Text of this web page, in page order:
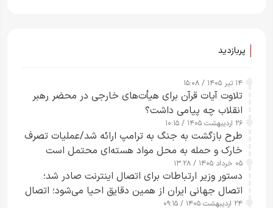
پربازدید
۱۴ تیر ۱۴۰۵ / ۱۵:۰۸
تلاوت آیات قرآن برای هیأت‌های خارجی در محضر رهبر
انقلاب چه پیامی داشت؟
۲۶ اردیبهشت ۱۴۰۵ / ۱۰:۱۵
طرح‌ بازگشت به جنگ به ترامپ ارائه شد/عملیات تصرف
خارک و حمله به محل مواد هسته‌ای محتمل است
۰۵ خرداد ۱۴۰۵ / ۱۳:۲۸
دستور وزیر ارتباطات برای اتصال اینترنت صادر شد؛
اتصال جهانی ایران از همین دقایق احیا می‌شود؛ اتصال
۲۴ اردیبهشت ۱۴۰۵ / ۰۹:۱۵